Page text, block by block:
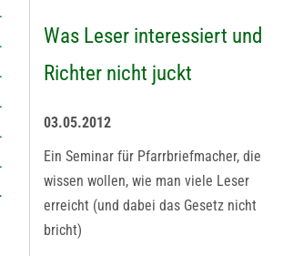
Was Leser interessiert und
Richter nicht juckt
03.05.2012
Ein Seminar für Pfarrbriefmacher, die
wissen wollen, wie man viele Leser
erreicht (und dabei das Gesetz nicht
bricht)